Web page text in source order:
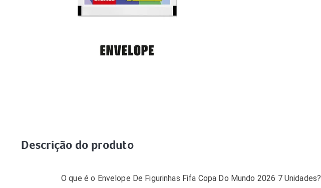
Descrição do produto
O que é o Envelope De Figurinhas Fifa Copa Do Mundo 2026 7 Unidades?